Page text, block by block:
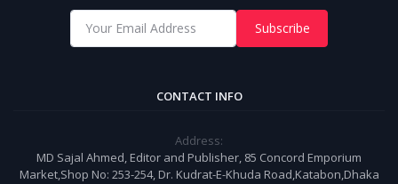
Subscribe
CONTACT INFO
Address:
MD Sajal Ahmed, Editor and Publisher, 85 Concord Emporium
Market,Shop No: 253-254, Dr. Kudrat-E-Khuda Road,Katabon,Dhaka